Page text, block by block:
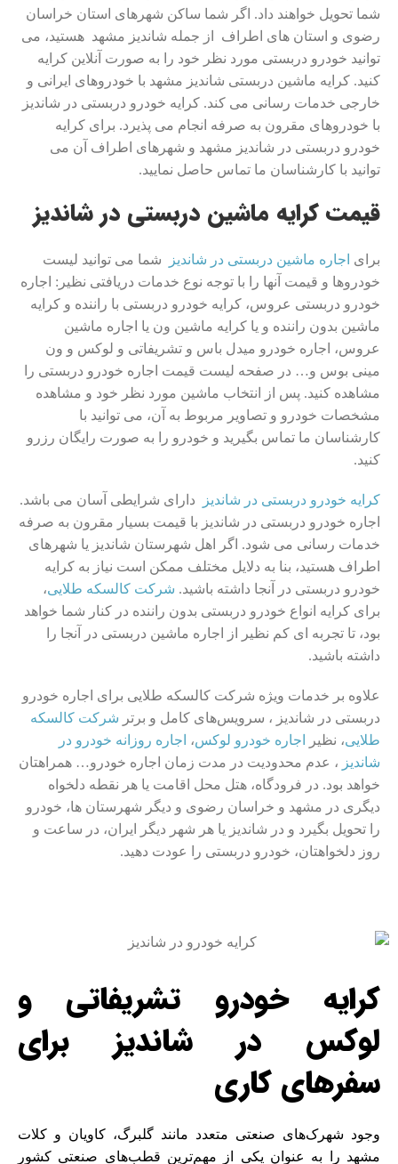
شما تحویل خواهند داد. اگر شما ساکن شهرهای استان خراسان
رضوی و استان های اطراف از جمله شاندیز مشهد هستید، می
توانید خودرو دربستی مورد نظر خود را به صورت آنلاین کرایه
کنید. کرایه ماشین دربستی شاندیز مشهد با خودروهای ایرانی و
خارجی خدمات رسانی می کند. کرایه خودرو دربستی در شاندیز
با خودروهای مقرون به صرفه انجام می پذیرد. برای کرایه
خودرو دربستی در شاندیز مشهد و شهرهای اطراف آن می
توانید با کارشناسان ما تماس حاصل نمایید.
قیمت کرایه ماشین دربستی در شاندیز
برای اجاره ماشین دربستی در شاندیز
شما می توانید لیست
خودروها و قیمت آنها را با توجه نوع خدمات دریافتی نظیر: اجاره
خودرو دربستی عروس، کرایه خودرو دربستی با راننده و کرایه
ماشین بدون راننده و یا کرایه ماشین ون یا اجاره ماشین
عروس، اجاره خودرو میدل باس و تشریفاتی و لوکس و ون
مینی بوس و… در صفحه لیست قیمت اجاره خودرو دربستی را
مشاهده کنید. پس از انتخاب ماشین مورد نظر خود و مشاهده
مشخصات خودرو و تصاویر مربوط به آن، می توانید با
کارشناسان ما تماس بگیرید و خودرو را به صورت رایگان رزرو
کنید.
کرایه خودرو دربستی در شاندیز
دارای شرایطی آسان می باشد.
اجاره خودرو دربستی در شاندیز با قیمت بسیار مقرون به صرفه
خدمات رسانی می شود. اگر اهل شهرستان شاندیز یا شهرهای
اطراف هستید، بنا به دلایل مختلف ممکن است نیاز به کرایه
خودرو دربستی در آنجا داشته باشید. شرکت کالسکه طلایی،
برای کرایه انواع خودرو دربستی بدون راننده در کنار شما خواهد
بود، تا تجربه ای کم نظیر از اجاره ماشین دربستی در آنجا را
داشته باشید.
علاوه بر خدمات ویژه شرکت کالسکه طلایی برای اجاره خودرو
دربستی در شاندیز ، سرویس‌های کامل و برتر شرکت کالسکه
طلایی، نظیر اجاره خودرو لوکس، اجاره روزانه خودرو در
شاندیز ، عدم محدودیت در مدت زمان اجاره خودرو… همراهتان
خواهد بود. در فرودگاه، هتل محل اقامت یا هر نقطه دلخواه
دیگری در مشهد و خراسان رضوی و دیگر شهرستان ها، خودرو
را تحویل بگیرد و در شاندیز یا هر شهر دیگر ایران، در ساعت و
روز دلخواهتان، خودرو دربستی را عودت دهید.
کرایه خودرو تشریفاتی و
لوکس در شاندیز برای
سفرهای کاری
وجود شهرک‌های صنعتی متعدد مانند گلبرگ، کاویان و کلات
مشهد را به عنوان یکی از مهم‌ترین قطب‌های صنعتی کشور